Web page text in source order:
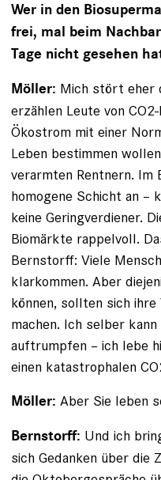
Wer in den
frei, mal beim
Tage nicht gesehen
Möller: Mich stört eher
erzählen Leute von
Ökostrom mit einer
Leben bestimmen
verarmten Rentnern.
homogene Schicht an –
keine Geringverdiener.
Biomärkte rappelvoll.
Bernstorff: Viele
klarkommen. Aber
können, sollten sich
machen. Ich selber
auftrumpfen – ich lebe
einen katastrophalen
Möller: Aber Sie leben
Bernstorff: Und ich
sich Gedanken über die